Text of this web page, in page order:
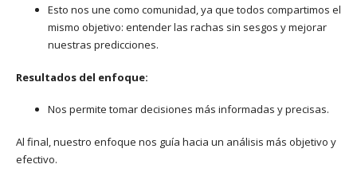
Esto nos une como comunidad, ya que todos compartimos el
mismo objetivo: entender las rachas sin sesgos y mejorar
nuestras predicciones.
Resultados del enfoque:
Nos permite tomar decisiones más informadas y precisas.
Al final, nuestro enfoque nos guía hacia un análisis más objetivo y
efectivo.